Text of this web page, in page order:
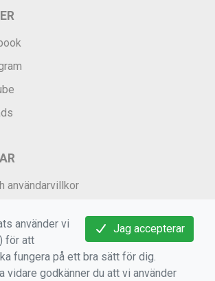
användarvillkor
(GDPR)
om cookies
Jag accepterar
använder vi
för att
fungera på ett bra sätt för dig.
vidare godkänner du att vi använder